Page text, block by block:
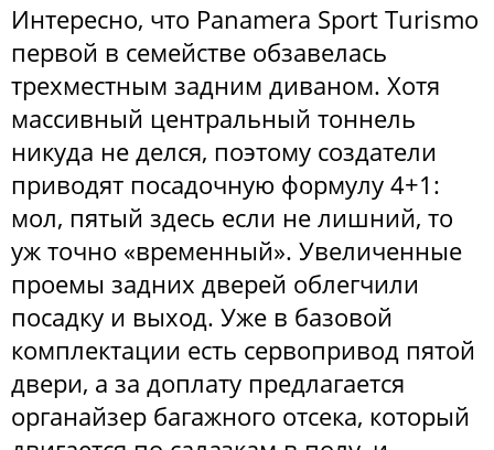
Интересно, что Panamera Sport Turismo
первой в семействе обзавелась
трехместным задним диваном. Хотя
массивный центральный тоннель
никуда не делся, поэтому создатели
приводят посадочную формулу 4+1:
мол, пятый здесь если не лишний, то
уж точно «временный». Увеличенные
проемы задних дверей облегчили
посадку и выход. Уже в базовой
комплектации есть сервопривод пятой
двери, а за доплату предлагается
органайзер багажного отсека, который